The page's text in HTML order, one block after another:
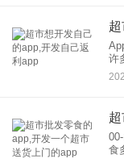
许
序
的
00-
食